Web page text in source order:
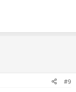
#9